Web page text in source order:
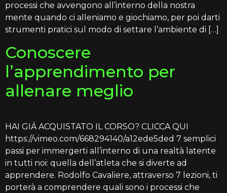
processi che avvengono all’interno della nostra
mente quando ci alleniamo e giochiamo, per poi darti
strumenti pratici sul modo di settare l’ambiente di […]
Conoscere
l’apprendimento per
allenare meglio
HAI GIÁ ACQUISTATO IL CORSO? CLICCA QUI
https://vimeo.com/668294140/a12ede5ded 7 semplici
passi per immergerti all’interno di una realtà latente
in tutti noi: quella dell’atleta che si diverte ad
apprendere. Rodolfo Cavaliere, attraverso 7 lezioni, ti
porterà a comprendere quali sono i processi che